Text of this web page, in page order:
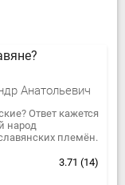
Анатольевич
Ответ кажется
народ
племён.
3.71 (14)